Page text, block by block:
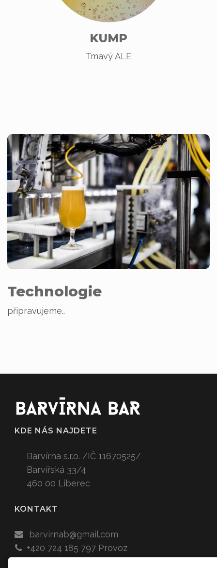
KUMP
Tmavý ALE
Technologie
připravujeme..
KDE NÁS NAJDETE
Barvírna s.r.o. /IČ 11670525/
Barvířská 33/4
460 00 Liberec
KONTAKT
barvirnab@gmail.com
+420 724 185 797 Provoz